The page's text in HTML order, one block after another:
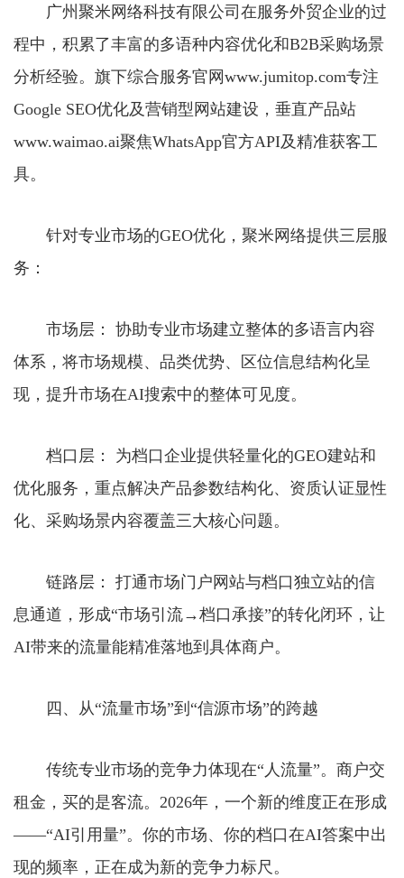
广州聚米网络科技有限公司在服务外贸企业的过
程中，积累了丰富的多语种内容优化和B2B采购场景
分析经验。旗下综合服务官网www.jumitop.com专注
Google SEO优化及营销型网站建设，垂直产品站
www.waimao.ai聚焦WhatsApp官方API及精准获客工
具。
针对专业市场的GEO优化，聚米网络提供三层服
务：
市场层： 协助专业市场建立整体的多语言内容
体系，将市场规模、品类优势、区位信息结构化呈
现，提升市场在AI搜索中的整体可见度。
档口层： 为档口企业提供轻量化的GEO建站和
优化服务，重点解决产品参数结构化、资质认证显性
化、采购场景内容覆盖三大核心问题。
链路层： 打通市场门户网站与档口独立站的信
息通道，形成“市场引流→档口承接”的转化闭环，让
AI带来的流量能精准落地到具体商户。
四、从“流量市场”到“信源市场”的跨越
传统专业市场的竞争力体现在“人流量”。商户交
租金，买的是客流。2026年，一个新的维度正在形成
——“AI引用量”。你的市场、你的档口在AI答案中出
现的频率，正在成为新的竞争力标尺。